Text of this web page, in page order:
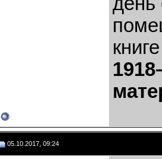
05.10.2017, 09:24